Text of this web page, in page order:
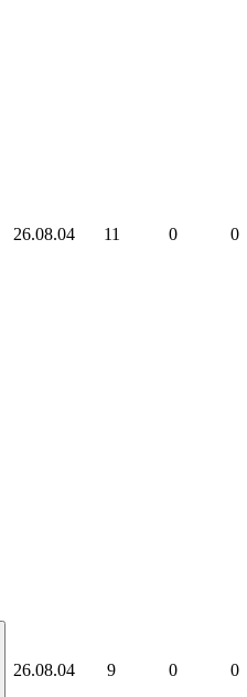
26.08.04 11 0 0
26.08.04 9 0 0